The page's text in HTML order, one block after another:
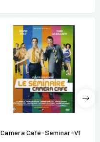
Camera Café-Seminar-Vf